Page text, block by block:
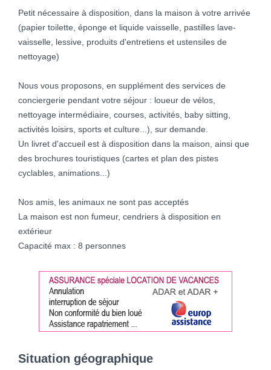
Petit nécessaire à disposition, dans la maison à votre arrivée
(papier toilette, éponge et liquide vaisselle, pastilles lave-
vaisselle, lessive, produits d'entretiens et ustensiles de
nettoyage)
Nous vous proposons, en supplément des services de
conciergerie pendant votre séjour : loueur de vélos,
nettoyage intermédiaire, courses, activités, baby sitting,
activités loisirs, sports et culture...), sur demande.
Un livret d'accueil est à disposition dans la maison, ainsi que
des brochures touristiques (cartes et plan des pistes
cyclables, animations...)
Nos amis, les animaux ne sont pas acceptés
La maison est non fumeur, cendriers à disposition en
extérieur
Capacité max : 8 personnes
Situation géographique